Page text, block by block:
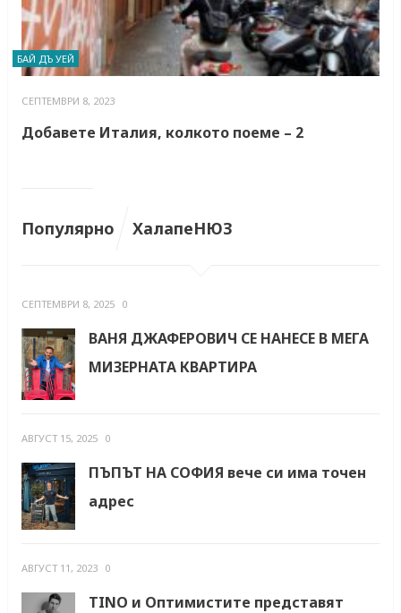
БАЙ ДЪ УЕЙ
СЕПТЕМВРИ 8, 2023
Добавете Италия, колкото поеме – 2
Популярно ХалапеНЮЗ
СЕПТЕМВРИ 8, 2025 0
ВАНЯ ДЖАФЕРОВИЧ СЕ НАНЕСЕ В МЕГА
МИЗЕРНАТА КВАРТИРА
АВГУСТ 15, 2025 0
ПЪПЪТ НА СОФИЯ вече си има точен
адрес
АВГУСТ 11, 2023 0
TINO и Оптимистите представят